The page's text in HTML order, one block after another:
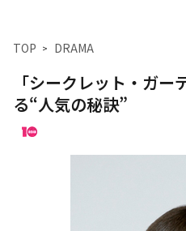
TOP DRAMA
「シークレット・ガ
る“人気の秘訣”